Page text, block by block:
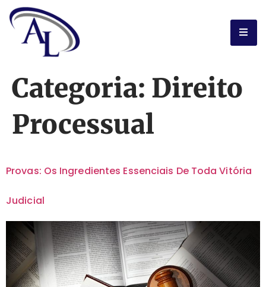
Categoria: Direito
Processual
Provas: Os Ingredientes Essenciais De Toda Vitória
Judicial